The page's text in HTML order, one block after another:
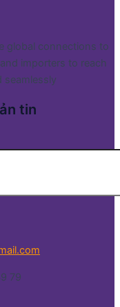
global connections to
importers to reach
seamlessly
tin
79